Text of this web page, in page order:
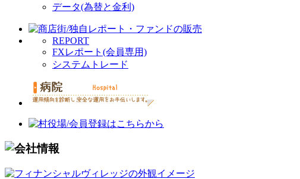
データ(為替と金利)
REPORT
FXレポート(会員専用)
システムトレード